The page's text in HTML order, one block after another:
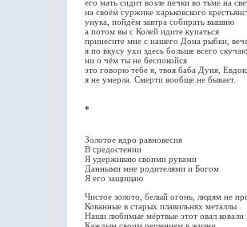
его мать сидит возле печки во тьме на
на своём суржике харьковского
унука, пойдём завтра собирать вышню
а потом вы с Колей идите купаться
принесите мне с нашего Дона рыбки,
я по вкусу ухи здесь больше всего скучаю
ни о чём ты не беспокойся
это говорю тебе я, твоя баба Дуня,
я не умерла. Смерти вообще не бывает.
*
Золотое ядро равновесия
В средостении
Я удерживаю своими руками
Данными мне родителями и Богом
Я его защищаю
Чистое золото, белый огонь, людям не
Кованные в старых плавильнях металлы
Наши любимые мёртвые этот овал ковали